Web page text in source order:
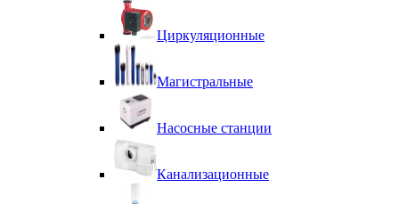
Циркуляционные
Магистральные
Насосные станции
Канализационные